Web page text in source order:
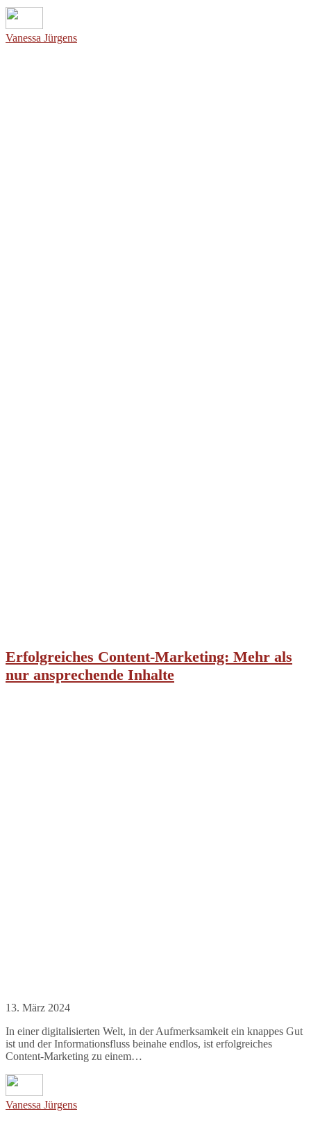
Vanessa Jürgens
Erfolgreiches Content-Marketing: Mehr als
nur ansprechende Inhalte
13. März 2024
In einer digitalisierten Welt, in der Aufmerksamkeit ein knappes Gut
ist und der Informationsfluss beinahe endlos, ist erfolgreiches
Content-Marketing zu einem…
Vanessa Jürgens